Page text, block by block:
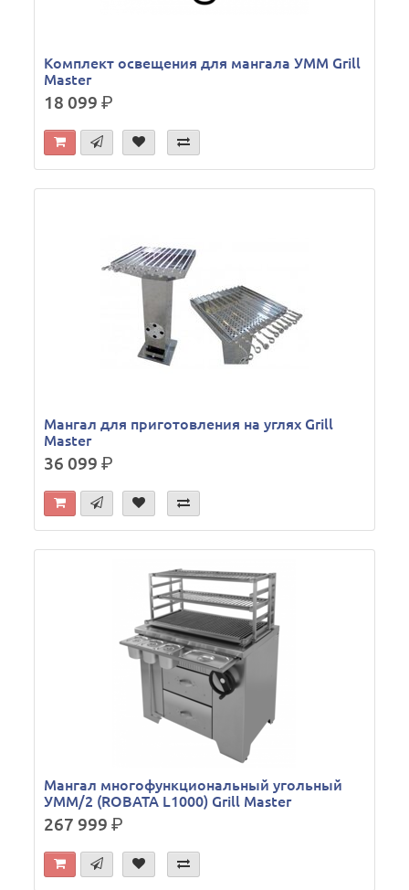
Комплект освещения для мангала УММ Grill
Master
18 099р.
Мангал для приготовления на углях Grill
Master
36 099р.
Мангал многофункциональный угольный
УММ/2 (ROBATA L1000) Grill Master
267 999р.